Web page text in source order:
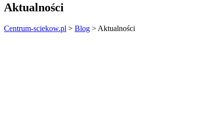
Aktualności
Centrum-sciekow.pl > Blog > Aktualności